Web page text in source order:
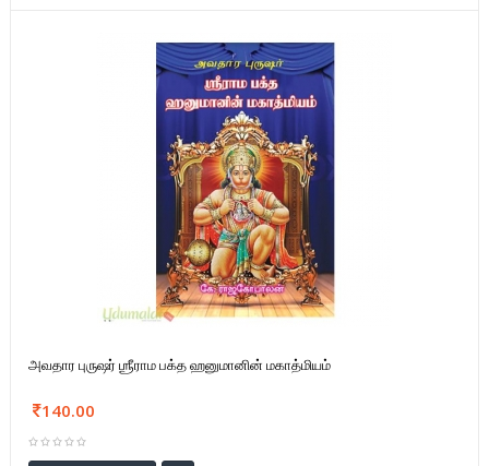
அவதார புருஷர் ஶ்ரீராம பக்த ஹனுமானின் மகாத்மியம்
140.00